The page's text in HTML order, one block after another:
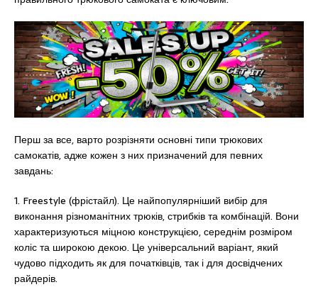
Перш за все, варто розрізняти основні типи трюкових
самокатів, адже кожен з них призначений для певних
завдань:
1. Freestyle (фрістайл). Це найпопулярніший вибір для
виконання різноманітних трюків, стрибків та комбінацій. Вони
характеризуються міцною конструкцією, середнім розміром
коліс та широкою декою. Це універсальний варіант, який
чудово підходить як для початківців, так і для досвідчених
райдерів.